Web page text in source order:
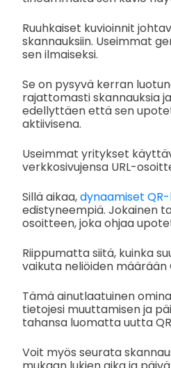
Ruuhkaiset kuvioinnit
skannauksiin. Useimmat
sen ilmaiseksi.
Se on pysyvä kerran
rajattomasti skannauksia
edellyttäen että sen
aktiivisena.
Useimmat yritykset
verkkosivujensa URL-
Sillä aikaa,dynaamiset
edistyneempiä. Jokainen
osoitteen, joka ohjaa
Riippumatta siitä, kuinka
vaikuta neliöiden määrään
Tämä ainutlaatuinen
tietojesi muuttamisen ja
tahansa luomatta uutta
Voit myös seurata